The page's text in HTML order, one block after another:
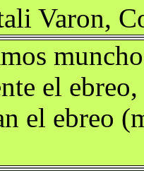
Varon,
el
el ebreo